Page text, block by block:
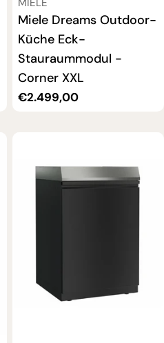
MIELE
Miele Dreams Outdoor-
Küche Eck-
Stauraummodul -
Corner XXL
Regulärer
€2.499,00